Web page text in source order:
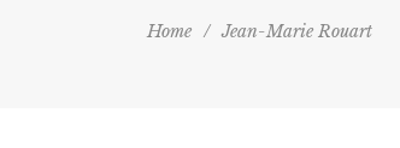
Home / Jean-Marie Rouart